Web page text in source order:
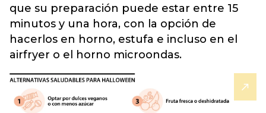
que su preparación puede estar entre 15
minutos y una hora, con la opción de
hacerlos en horno, estufa e incluso en el
airfryer o el horno microondas.